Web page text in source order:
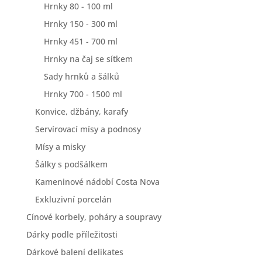
Hrnky 80 - 100 ml
Hrnky 150 - 300 ml
Hrnky 451 - 700 ml
Hrnky na čaj se sítkem
Sady hrnků a šálků
Hrnky 700 - 1500 ml
Konvice, džbány, karafy
Servírovací mísy a podnosy
Mísy a misky
Šálky s podšálkem
Kameninové nádobí Costa Nova
Exkluzivní porcelán
Cínové korbely, poháry a soupravy
Dárky podle příležitosti
Dárkové balení delikates